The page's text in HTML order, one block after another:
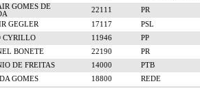
GOMES DE
22111
PR
GEGLER 17117
PSL
CYRILLO 11946
PP
BONETE 22190
PR
DE FREITAS 14000
PTB
GOMES 18800
REDE